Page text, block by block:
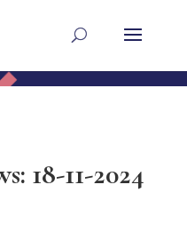
18-11-2024